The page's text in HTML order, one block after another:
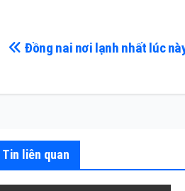
Điều
viết
Đồng nai nơi lạnh nhất lúc
Tin liên quan